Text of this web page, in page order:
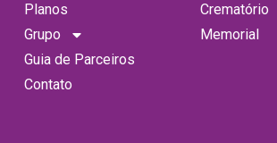
Planos
Grupo
Guia de Parceiros
Contato
Crematório
Memorial